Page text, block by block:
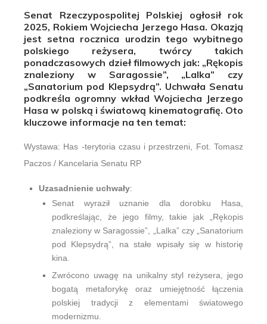
Senat Rzeczypospolitej Polskiej ogłosił rok
2025, Rokiem Wojciecha Jerzego Hasa. Okazją
jest setna rocznica urodzin tego wybitnego
polskiego reżysera, twórcy takich
ponadczasowych dzieł filmowych jak: „Rękopis
znaleziony w Saragossie”, „Lalka” czy
„Sanatorium pod Klepsydrą”. Uchwała Senatu
podkreśla ogromny wkład Wojciecha Jerzego
Hasa w polską i światową kinematografię. Oto
kluczowe informacje na ten temat:
Wystawa: Has -terytoria czasu i przestrzeni, Fot. Tomasz
Paczos / Kancelaria Senatu RP
Uzasadnienie uchwały:
Senat wyraził uznanie dla dorobku Hasa,
podkreślając, że jego filmy, takie jak „Rękopis
znaleziony w Saragossie”, „Lalka” czy „Sanatorium
pod Klepsydrą”, na stałe wpisały się w historię
kina.
Zwrócono uwagę na unikalny styl reżysera, jego
bogatą metaforykę oraz umiejętność łączenia
polskiej tradycji z elementami światowego
modernizmu.